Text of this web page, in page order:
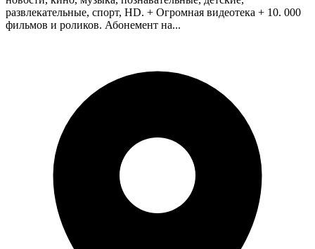
развлекательные, спорт, HD. + Огромная видеотека + 10. 000
фильмов и роликов. Абонемент на...